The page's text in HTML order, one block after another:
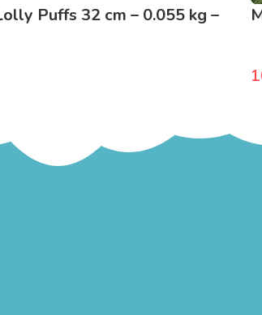
Puffs 32 cm – 0.055 kg –